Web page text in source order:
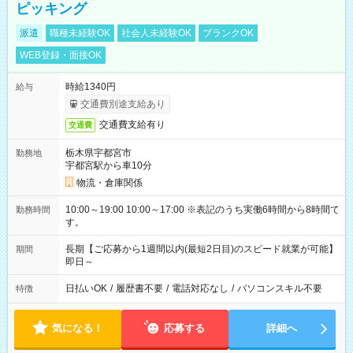
ピッキング
派遣 職種未経験OK 社会人未経験OK
ブランクOK
WEB登録・面接OK
給与
時給1340円
交通費別途支給あり
交通費 交通費支給有り
勤務地
栃木県宇都宮市
宇都宮駅から車10分
物流・倉庫関係
勤務時間
10:00～19:00 10:00～17:00 ※表記のうち実働6時間から8時間で
す。
期間
長期【ご応募から1週間以内(最短2日目)のスピード就業が可能】
即日～
特徴 日払いOK / 履歴書不要 / 電話対応なし / パソコンスキル不要
気になる！ 応募する 詳細へ